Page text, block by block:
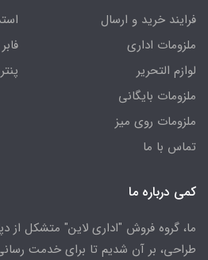
فرایند خرید و ارسال
ملزومات اداری
لوازم التحریر
ملزومات بایگانی
ملزومات روی میز
تماس با ما
پنتر
کمی درباره ما
ما، گروه فروش "اداری لاین" متشکل از
طراحی، بر آن شدیم تا برای خدمت